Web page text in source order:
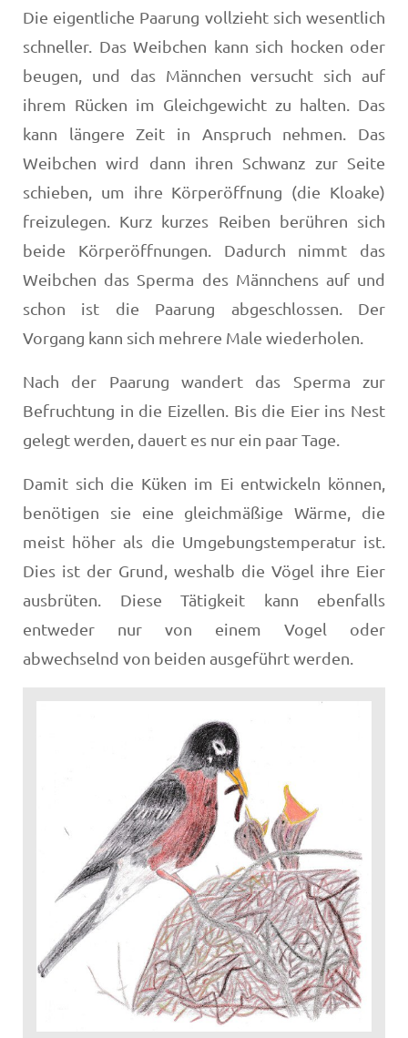
Die eigentliche Paarung vollzieht sich wesentlich
schneller. Das Weibchen kann sich hocken oder
beugen, und das Männchen versucht sich auf
ihrem Rücken im Gleichgewicht zu halten. Das
kann längere Zeit in Anspruch nehmen. Das
Weibchen wird dann ihren Schwanz zur Seite
schieben, um ihre Körperöffnung (die Kloake)
freizulegen. Kurz kurzes Reiben berühren sich
beide Körperöffnungen. Dadurch nimmt das
Weibchen das Sperma des Männchens auf und
schon ist die Paarung abgeschlossen. Der
Vorgang kann sich mehrere Male wiederholen.
Nach der Paarung wandert das Sperma zur
Befruchtung in die Eizellen. Bis die Eier ins Nest
gelegt werden, dauert es nur ein paar Tage.
Damit sich die Küken im Ei entwickeln können,
benötigen sie eine gleichmäßige Wärme, die
meist höher als die Umgebungstemperatur ist.
Dies ist der Grund, weshalb die Vögel ihre Eier
ausbrüten. Diese Tätigkeit kann ebenfalls
entweder nur von einem Vogel oder
abwechselnd von beiden ausgeführt werden.